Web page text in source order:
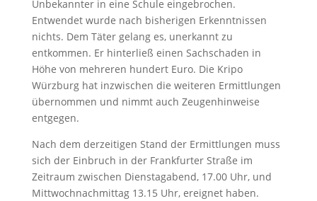
Unbekannter in eine Schule eingebrochen.
Entwendet wurde nach bisherigen Erkenntnissen
nichts. Dem Täter gelang es, unerkannt zu
entkommen. Er hinterließ einen Sachschaden in
Höhe von mehreren hundert Euro. Die Kripo
Würzburg hat inzwischen die weiteren Ermittlungen
übernommen und nimmt auch Zeugenhinweise
entgegen.
Nach dem derzeitigen Stand der Ermittlungen muss
sich der Einbruch in der Frankfurter Straße im
Zeitraum zwischen Dienstagabend, 17.00 Uhr, und
Mittwochnachmittag 13.15 Uhr, ereignet haben.